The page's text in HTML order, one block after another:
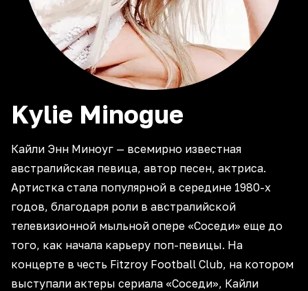
Kylie Minogue
Кайли Энн Миноуг — всемирно известная
австралийская певица, автор песен, актриса.
Артистка стала популярной в середине 1980-х
годов, благодаря роли в австралийской
телевизионной мыльной опере «Соседи» еще до
того, как начала карьеру поп-певицы. На
концерте в честь Fitzroy Football Club, на котором
выступали актеры сериала «Соседи», Кайли